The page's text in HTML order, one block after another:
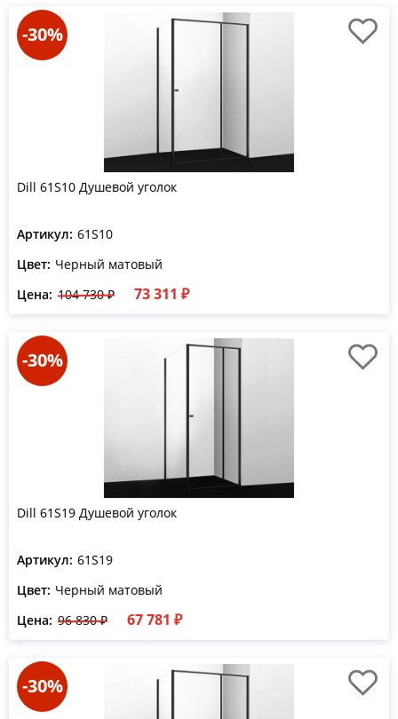
-30%
Dill 61S10 Душевой уголок
Артикул: 61S10
Цвет: Черный матовый
Цена: 104 730 ₽ 73 311 ₽
-30%
Dill 61S19 Душевой уголок
Артикул: 61S19
Цвет: Черный матовый
Цена: 96 830 ₽ 67 781 ₽
-30%